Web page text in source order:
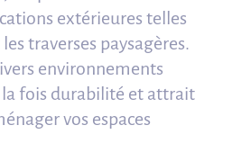
extérieures telles
traverses paysagères.
environnements
la fois durabilité et attrait
vos espaces